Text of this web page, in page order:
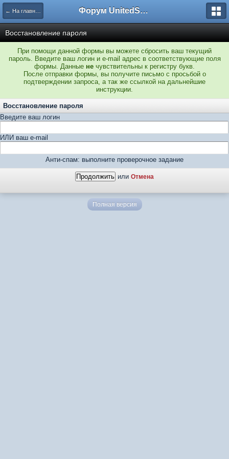
← На главную Форум UnitedSouth
Восстановление пароля
При помощи данной формы вы можете сбросить ваш текущий
пароль. Введите ваш логин и e-mail адрес в соответствующие поля
формы. Данные не чувствительны к регистру букв.
После отправки формы, вы получите письмо с просьбой о
подтверждении запроса, а так же ссылкой на дальнейшие
инструкции.
Восстановление пароля
Введите ваш логин
ИЛИ ваш e-mail
Анти-спам: выполните проверочное задание
или Отмена
Полная версия